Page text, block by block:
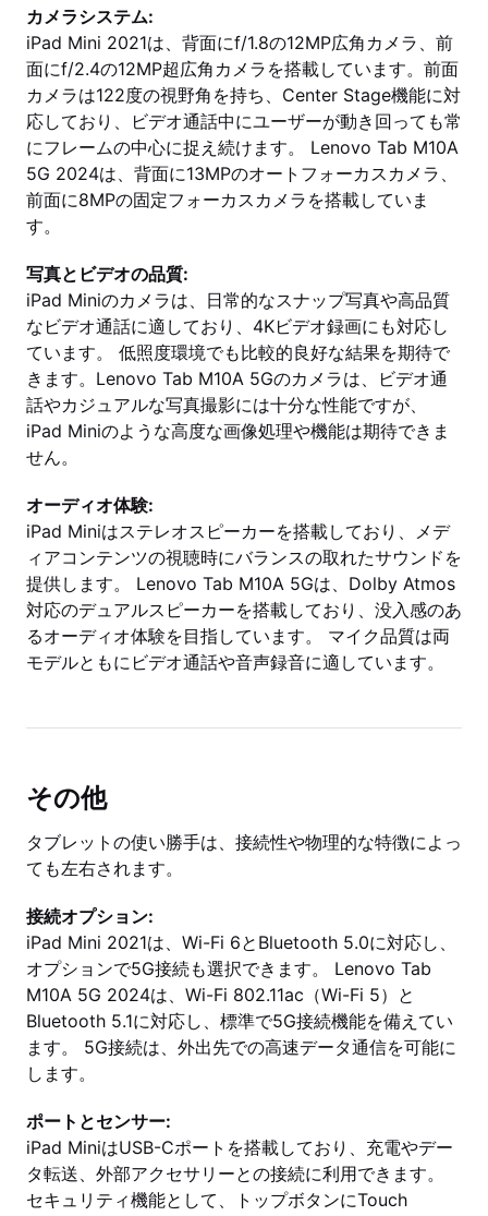
カメラシステム:
iPad Mini 2021は、背面にf/1.8の12MP広角カメラ、前
面にf/2.4の12MP超広角カメラを搭載しています。前面
カメラは122度の視野角を持ち、Center Stage機能に対
応しており、ビデオ通話中にユーザーが動き回っても常
にフレームの中心に捉え続けます。 Lenovo Tab M10A
5G 2024は、背面に13MPのオートフォーカスカメラ、
前面に8MPの固定フォーカスカメラを搭載していま
す。
写真とビデオの品質:
iPad Miniのカメラは、日常的なスナップ写真や高品質
なビデオ通話に適しており、4Kビデオ録画にも対応し
ています。 低照度環境でも比較的良好な結果を期待で
きます。Lenovo Tab M10A 5Gのカメラは、ビデオ通
話やカジュアルな写真撮影には十分な性能ですが、
iPad Miniのような高度な画像処理や機能は期待できま
せん。
オーディオ体験:
iPad Miniはステレオスピーカーを搭載しており、メデ
ィアコンテンツの視聴時にバランスの取れたサウンドを
提供します。 Lenovo Tab M10A 5Gは、Dolby Atmos
対応のデュアルスピーカーを搭載しており、没入感のあ
るオーディオ体験を目指しています。 マイク品質は両
モデルともにビデオ通話や音声録音に適しています。
その他
タブレットの使い勝手は、接続性や物理的な特徴によっ
ても左右されます。
接続オプション:
iPad Mini 2021は、Wi-Fi 6とBluetooth 5.0に対応し、
オプションで5G接続も選択できます。 Lenovo Tab
M10A 5G 2024は、Wi-Fi 802.11ac（Wi-Fi 5）と
Bluetooth 5.1に対応し、標準で5G接続機能を備えてい
ます。 5G接続は、外出先での高速データ通信を可能に
します。
ポートとセンサー:
iPad MiniはUSB-Cポートを搭載しており、充電やデー
タ転送、外部アクセサリーとの接続に利用できます。
セキュリティ機能として、トップボタンにTouch